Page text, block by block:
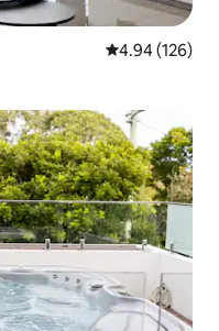
從 126 則評價
4.94 (126)